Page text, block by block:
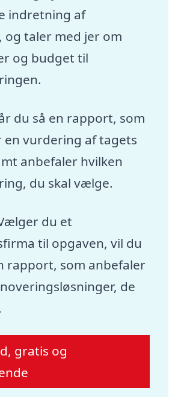
indretning af
og taler med jer om
og budget til
du så en rapport, som
en vurdering af tagets
anbefaler hvilken
du skal vælge.
du et
til opgaven, vil du
rapport, som anbefaler
de
gratis og